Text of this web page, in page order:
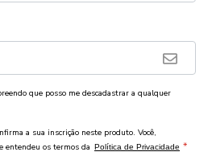
que posso me descadastrar a qualquer
a sua inscrição neste produto. Você,
entendeu os termos da Política de Privacidade *